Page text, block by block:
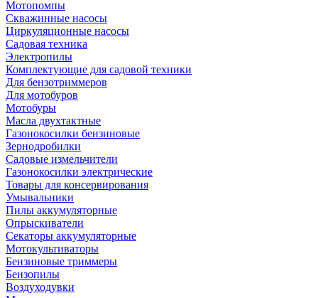
Мотопомпы
Скважинные насосы
Циркуляционные насосы
Садовая техника
Электропилы
Комплектующие для садовой техники
Для бензотриммеров
Для мотобуров
Мотобуры
Масла двухтактные
Газонокосилки бензиновые
Зернодробилки
Садовые измельчители
Газонокосилки электрические
Товары для консервирования
Умывальники
Пилы аккумуляторные
Опрыскиватели
Секаторы аккумуляторные
Мотокультиваторы
Бензиновые триммеры
Бензопилы
Воздуходувки